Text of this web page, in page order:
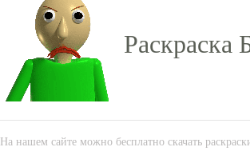
Раскраска
На нашем сайте можно бесплатно скачать